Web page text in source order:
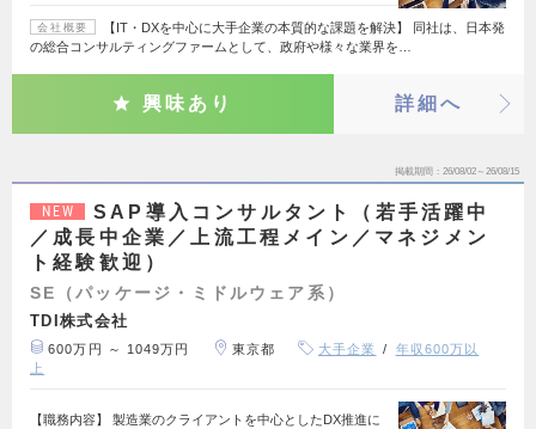
会社概要
【IT・DXを中心に大手企業の本質的な課題を解決】 同社は、日本発
の総合コンサルティングファームとして、政府や様々な業界を…
興味あり 詳細へ
掲載期間 26/08/02～26/08/15
NEW
SAP導入コンサルタント（若手活躍中
／成長中企業／上流工程メイン／マネジメン
ト経験歓迎）
SE（パッケージ・ミドルウェア系）
TDI株式会社
600万円 ～ 1049万円 東京都 大手企業
年収600万以
上
【職務内容】 製造業のクライアントを中心としたDX推進に